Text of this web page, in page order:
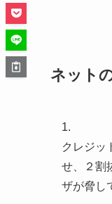
ネット
1.
クレジッ
せ、２割
ザが脅し